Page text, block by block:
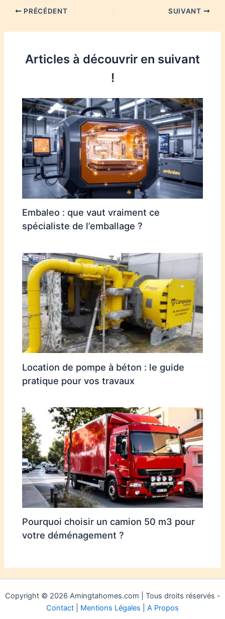
PRÉCÉDENT SUIVANT
Articles à découvrir en suivant
!
Embaleo : que vaut vraiment ce
spécialiste de l’emballage ?
Location de pompe à béton : le guide
pratique pour vos travaux
Pourquoi choisir un camion 50 m3 pour
votre déménagement ?
Copyright © 2026 Amingtahomes.com | Tous droits réservés -
Contact
Mentions Légales A Propos